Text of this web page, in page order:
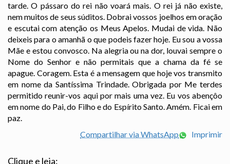
tarde. O pássaro do rei não voará mais. O rei já não existe,
nem muitos de seus súditos. Dobrai vossos joelhos em oração
e escutai com atenção os Meus Apelos. Mudai de vida. Não
deixeis para o amanhã o que podeis fazer hoje. Eu sou a vossa
Mãe e estou convosco. Na alegria ou na dor, louvai sempre o
Nome do Senhor e não permitais que a chama da fé se
apague. Coragem. Esta é a mensagem que hoje vos transmito
em nome da Santíssima Trindade. Obrigada por Me terdes
permitido reunir-vos aqui por mais uma vez. Eu vos abençôo
em nome do Pai, do Filho e do Espírito Santo. Amém. Ficai em
paz.
Compartilhar via WhatsApp
Imprimir
Clique e leia: